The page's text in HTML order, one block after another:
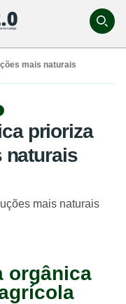
mais naturais
prioriza
naturais
orgânica